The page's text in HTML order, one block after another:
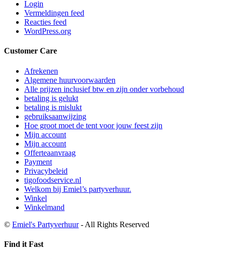
Login
Vermeldingen feed
Reacties feed
WordPress.org
Customer Care
Afrekenen
Algemene huurvoorwaarden
Alle prijzen inclusief btw en zijn onder vorbehoud
betaling is gelukt
betaling is mislukt
gebruiksaanwijzing
Hoe groot moet de tent voor jouw feest zijn
Mijn account
Mijn account
Offerteaanvraag
Payment
Privacybeleid
tigofoodservice.nl
Welkom bij Emiel’s partyverhuur.
Winkel
Winkelmand
© Emiel's Partyverhuur- All Rights Reserved
Find it Fast